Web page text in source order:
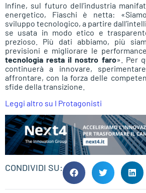
Infine, sul futuro dell’industria
energetico, Fiaschi è netta:
sviluppo tecnologico, a partire
se usata in modo etico e
prezioso. Più dati abbiamo, più
previsioni e migliorare le
tecnologia resta il nostro faro». Per
continuerà a innovare,
affrontare, con la forza delle
sfide della transizione.
Leggi altro su I Protagonisti
CONDIVIDI SU: